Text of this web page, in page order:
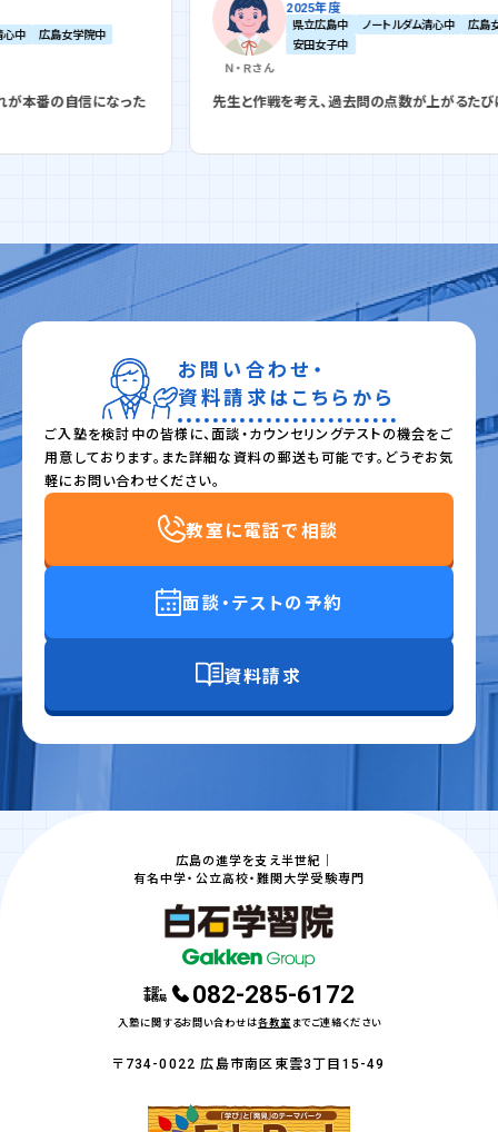
った
2025年度
県立広島中 ノートルダム清心中
広島女学院中
安田女子中
先生と作戦を考え、過去問の点数が上がるたびに嬉しかった
お問い合わせ・
資料請求はこちらから
ご入塾を検討中の皆様に、面談・カウンセリングテストの機会をご
用意しております。また詳細な資料の郵送も可能です。どうぞお気
軽にお問い合わせください。
教室に電話で相談
面談・テストの予約
資料請求
広島の進学を支え半世紀｜
有名中学・公立高校・難関大学受験専門
本部・
事務局 082-285-6172
入塾に関するお問い合わせは各教室 までご連絡ください
〒734-0022 広島市南区東雲3丁目15-49